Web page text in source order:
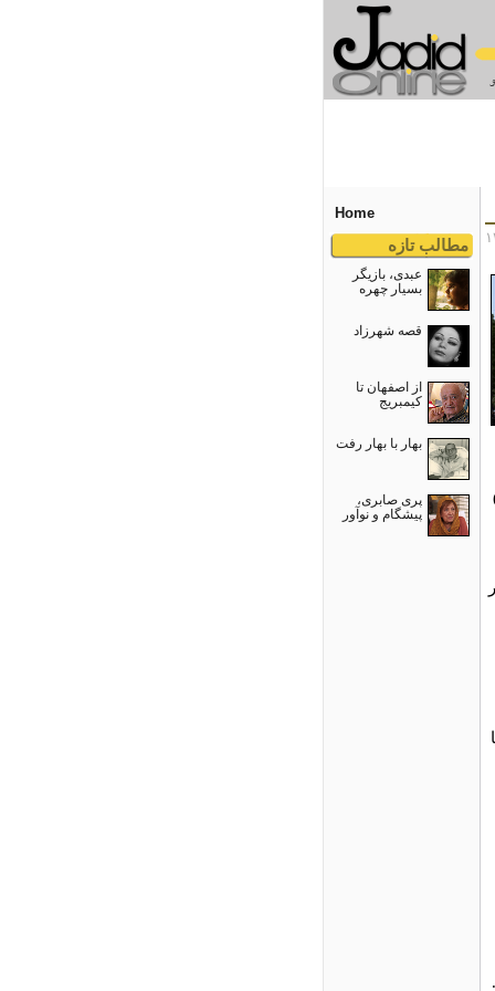
Home
مطالب تازه
عبدی، بازیگر
بسیار چهره
قصه شهرزاد
از اصفهان تا
کیمبریج
بهار با بهار رفت
پری صابری،
پیشگام و نوآور